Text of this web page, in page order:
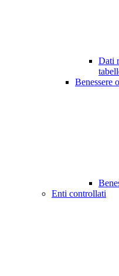
Dati
Benessere
Enti controllati